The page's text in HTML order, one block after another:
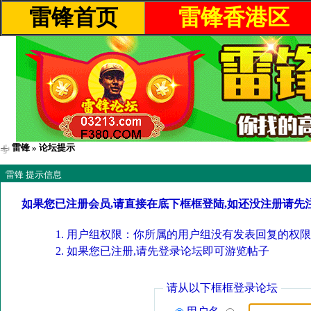
雷锋首页 雷锋香港区
雷锋 » 论坛提示
雷锋 提示信息
如果您已注册会员,请直接在底下框框登陆,如还没注册请先
用户组权限：你所属的用户组没有发表回复的权
如果您已注册,请先登录论坛即可游览帖子
请从以下框框登录论坛